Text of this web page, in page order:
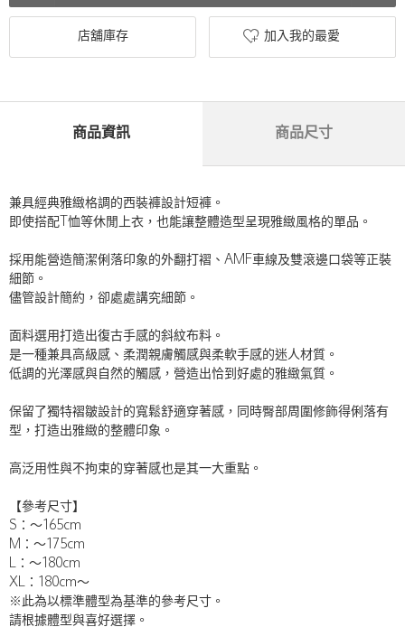
店舖庫存 加入我的最愛
商品資訊 商品尺寸
兼具經典雅緻格調的西裝褲設計短褲。
即使搭配T恤等休閒上衣，也能讓整體造型呈現雅緻風格的單品。
採用能營造簡潔俐落印象的外翻打褶、AMF車線及雙滾邊口袋等正裝
細節。
儘管設計簡約，卻處處講究細節。
面料選用打造出復古手感的斜紋布料。
是一種兼具高級感、柔潤親膚觸感與柔軟手感的迷人材質。
低調的光澤感與自然的觸感，營造出恰到好處的雅緻氣質。
保留了獨特褶皺設計的寬鬆舒適穿著感，同時臀部周圍修飾得俐落有
型，打造出雅緻的整體印象。
高泛用性與不拘束的穿著感也是其一大重點。
【參考尺寸】
S：～165cm
M：～175cm
L：～180cm
XL：180cm～
※此為以標準體型為基準的參考尺寸。
請根據體型與喜好選擇。